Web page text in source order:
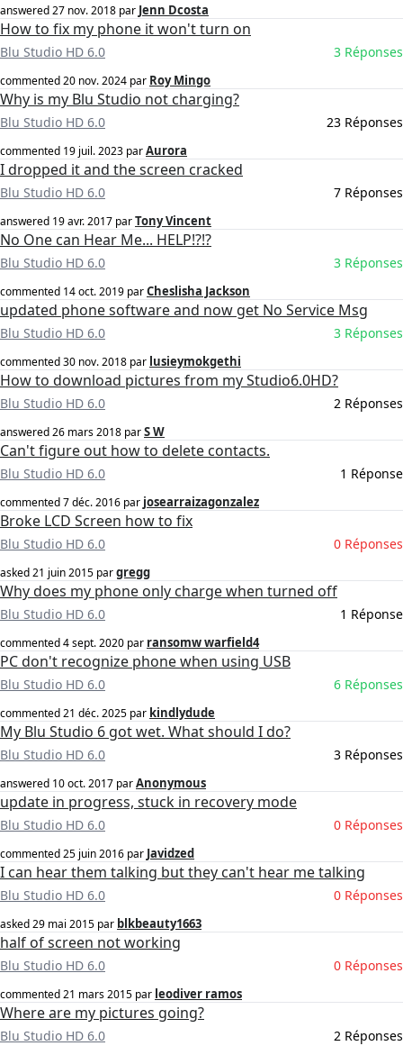
answered27 nov. 2018 par Jenn Dcosta
How to fix my phone it won't turn on
Blu Studio HD 6.0 3 Réponses
commented20 nov. 2024 par Roy Mingo
Why is my Blu Studio not charging?
Blu Studio HD 6.0 23 Réponses
commented 19 juil. 2023 parAurora
I dropped it and the screen cracked
Blu Studio HD 6.0 7 Réponses
answered 19 avr. 2017 parTony Vincent
No One can Hear Me... HELP!?!?
Blu Studio HD 6.0 3 Réponses
commented 14 oct. 2019 parCheslisha Jackson
updated phone software and now get No Service Msg
Blu Studio HD 6.0 3 Réponses
commented30 nov. 2018 par lusieymokgethi
How to download pictures from my Studio6.0HD?
Blu Studio HD 6.0 2 Réponses
answered26 mars 2018 parS W
Can't figure out how to delete contacts.
Blu Studio HD 6.0 1 Réponse
commented7 déc. 2016 par josearraizagonzalez
Broke LCD Screen how to fix
Blu Studio HD 6.0 0 Réponses
asked21 juin 2015 pargregg
Why does my phone only charge when turned off
Blu Studio HD 6.0 1 Réponse
commented4 sept. 2020 par ransomw warfield4
PC don't recognize phone when using USB
Blu Studio HD 6.0 6 Réponses
commented21 déc. 2025 par kindlydude
My Blu Studio 6 got wet. What should I do?
Blu Studio HD 6.0 3 Réponses
answered 10 oct. 2017 parAnonymous
update in progress, stuck in recovery mode
Blu Studio HD 6.0 0 Réponses
commented25 juin 2016 par Javidzed
I can hear them talking but they can't hear me talking
Blu Studio HD 6.0 0 Réponses
asked29 mai 2015 par blkbeauty1663
half of screen not working
Blu Studio HD 6.0 0 Réponses
commented21 mars 2015 par leodiver ramos
Where are my pictures going?
Blu Studio HD 6.0 2 Réponses